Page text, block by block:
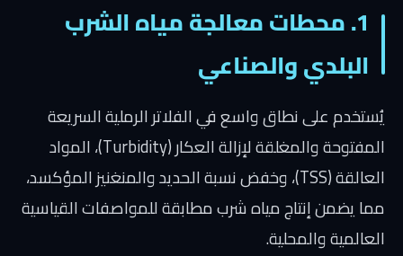
1. محطات معالجة مياه الشرب
البلدي والصناعي
يُستخدم على نطاق واسع في الفلاتر الرملية السريعة
المفتوحة والمغلقة لإزالة العكار (Turbidity)، المواد
العالقة (TSS)، وخفض نسبة الحديد والمنغنيز المؤكسد،
مما يضمن إنتاج مياه شرب مطابقة للمواصفات القياسية
العالمية والمحلية.